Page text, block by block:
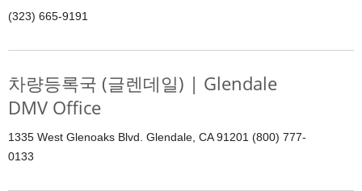
(323) 665-9191
차량등록국 (글렌데일) | Glendale
DMV Office
1335 West Glenoaks Blvd. Glendale, CA 91201 (800) 777-
0133